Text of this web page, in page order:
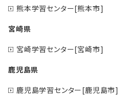
熊本学習センター[熊本市]
宮崎県
宮崎学習センター[宮崎市]
鹿児島県
鹿児島学習センター[鹿児島市]